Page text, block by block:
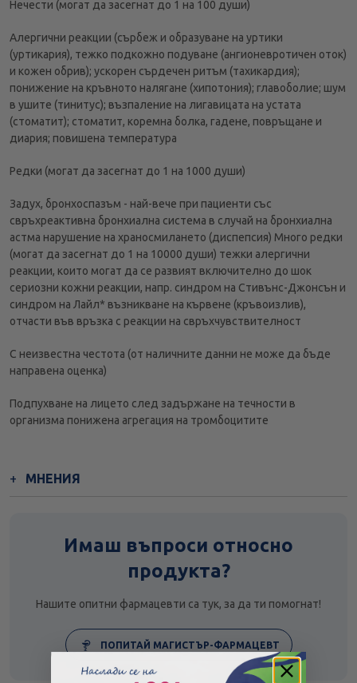
Нечести (могат да засегнат до 1 на 100 души)
Aлергични реакции (сърбеж и образуване на уртики
(уртикария), тежко подкожно подуване (ангионевротичен оток)
и кожен обрив); ускорен сърдечен ритъм (тахикардия);
понижение на кръвното налягане (хипотония); главоболие; шум
в ушите (тинитус); възпаление на лигавицата на устата
(стоматит); стоматит, коремна болка, гадене, повръщане и
диария; повишена температура
Редки (могат да засегнат до 1 на 1000 души)
Задух, бронхоспазъм - най-вече при пациенти със
свръхреактивна бронхиална система в случай на бронхиална
астма нарушение на храносмилането (диспепсия) Много редки
(могат да засегнат до 1 на 10000 души) тежки алергични
реакции, които могат да се развият включително до шок
сериозни кожни реакции, напр. синдром на Стивънс-Джонсън и
синдром на Лайл* възникване на кървене (кръвоизлив),
отчасти във връзка с реакции на свръхчувствителност
С неизвестна честота (от наличните данни не може да бъде
направена оценка)
Подпухване на лицето след задържане на течности в
организма понижена агрегация на тромбоцитите
МНЕНИЯ
Имаш въпроси относно
продукта?
Нашите опитни фармацевти са тук, за да ти помогнат!
ПОПИТАЙ МАГИСТЪР-ФАРМАЦЕВТ